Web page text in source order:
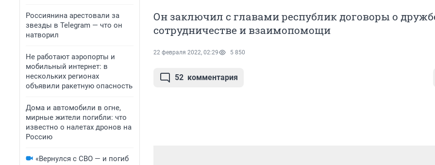
Россиянина арестовали за
звезды в Telegram — что он
натворил
Не работают аэропорты и
мобильный интернет: в
нескольких регионах
объявили ракетную опасность
Дома и автомобили в огне,
мирные жители погибли: что
известно о налетах дронов на
Россию
«Вернулся с СВО — и погиб
Он заключил с главами республик договоры о
сотрудничестве и взаимопомощи
22 февраля 2022, 02:29 5 850
52 комментария